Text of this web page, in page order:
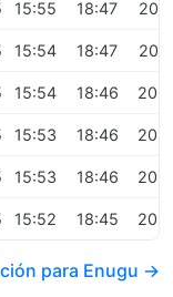
15:55 18:47
15:54 18:47
15:54 18:46
15:53 18:46
15:53 18:46
15:52 18:45
para Enugu →